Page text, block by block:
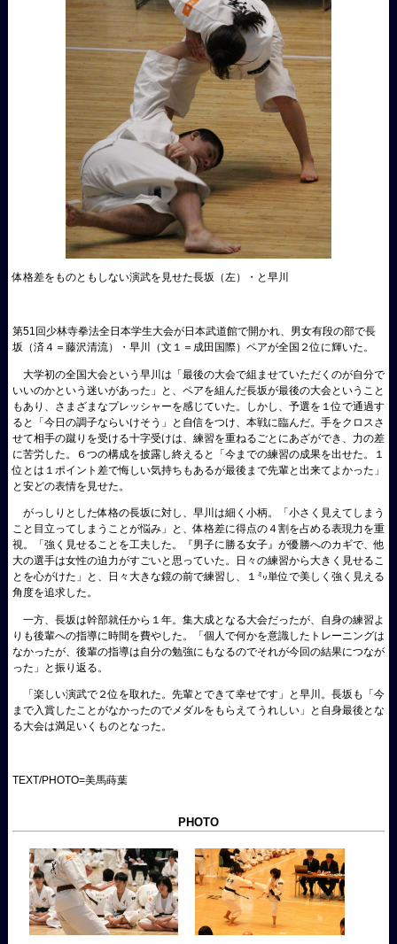
体格差をものともしない演武を見せた長坂（左）・と早川
第51回少林寺拳法全日本学生大会が日本武道館で開かれ、 男女有段の部で長
坂（済４＝藤沢清流）・早川（文１＝成田国際）ペアが全国２位に輝いた。
大学初の全国大会という早川は「最後の大会で組ませていただくのが自分で
いいのかという迷いがあった」と、ペアを組んだ長坂が最後の大会ということ
もあり、さまざまなプレッシャーを感じていた。しかし、予選を１位で通過す
ると「今日の調子ならいけそう」と自信をつけ、本戦に臨んだ。手をクロスさ
せて相手の蹴りを受ける十字受けは、練習を重ねるごとにあざができ、力の差
に苦労した。６つの構成を披露し終えると「今までの練習の成果を出せた。１
位とは１ポイント差で悔しい気持ちもあるが最後まで先輩と出来てよかった」
と安どの表情を見せた。
がっしりとした体格の長坂に対し、早川は細く小柄。「小さく見えてしまう
こと目立ってしまうことが悩み」と、体格差に得点の４割を占める表現力を重
視。「強く見せることを工夫した。『男子に勝る女子』が優勝へのカギで、他
大の選手は女性の迫力がすごいと思っていた。日々の練習から大きく見せるこ
とを心がけた」と、日々大きな鏡の前で練習し、１㍉単位で美しく強く見える
角度を追求した。
一方、長坂は幹部就任から１年。集大成となる大会だったが、自身の練習よ
りも後輩への指導に時間を費やした。「個人で何かを意識したトレーニングは
なかったが、後輩の指導は自分の勉強にもなるのでそれが今回の結果につなが
った」と振り返る。
「楽しい演武で２位を取れた。先輩とできて幸せです」と早川。長坂も「今
まで入賞したことがなかったのでメダルをもらえてうれしい」と自身最後とな
る大会は満足いくものとなった。
TEXT/PHOTO=美馬蒔葉
PHOTO